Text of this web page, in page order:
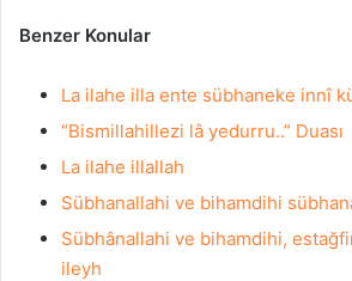
Benzer Konular
La ilahe illa ente sübhaneke innî
“Bismillahillezi lâ yedurru..” Duası
La ilahe illallah
Sübhanallahi ve bihamdihi
Sübhânallahi ve bihamdihi,
ileyh